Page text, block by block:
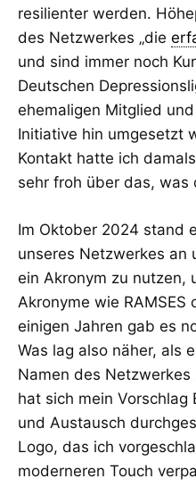
resilienter werden.
des Netzwerkes „die
und sind immer noch
Deutschen
ehemaligen Mitglied
Initiative hin umgesetzt
Kontakt hatte ich
sehr froh über das,
Im Oktober 2024 stand
unseres Netzwerkes an
ein Akronym zu nutzen,
Akronyme wie RAMSES
einigen Jahren gab es
Was lag also näher, als
Namen des
hat sich mein Vorschlag
und Austausch
Logo, das ich
moderneren Touch